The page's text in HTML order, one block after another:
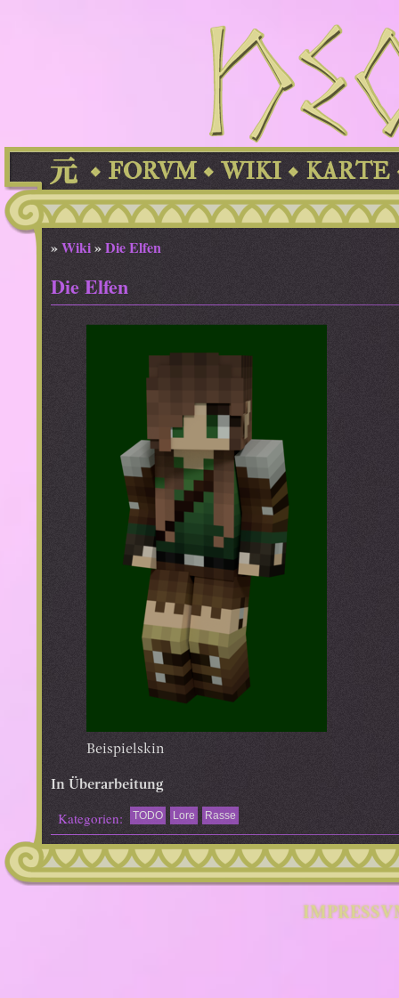
FORVM WIKI KARTE
»Wiki»Die Elfen
Die Elfen
Beispielskin
In Überarbeitung
Kategorien: TODO Lore Rasse